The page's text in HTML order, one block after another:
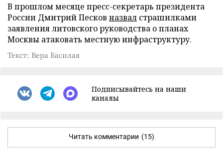
В прошлом месяце пресс-секретарь президента
России Дмитрий Песков назвал страшилками
заявления литовского руководства о планах
Москвы атаковать местную инфраструктуру.
Текст: Вера Басилая
Подписывайтесь на наши
каналы
Читать комментарии (15)